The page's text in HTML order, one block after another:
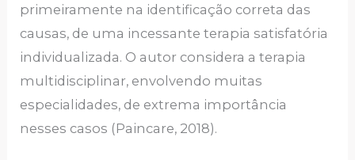
primeiramente na identificação correta das
causas, de uma incessante terapia satisfatória
individualizada. O autor considera a terapia
multidisciplinar, envolvendo muitas
especialidades, de extrema importância
nesses casos (Paincare, 2018).